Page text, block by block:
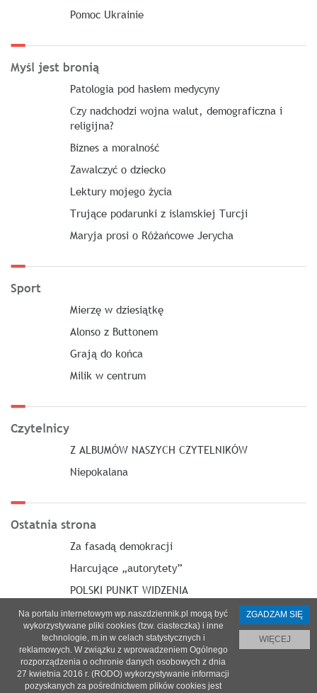
Pomoc Ukrainie
Myśl jest bronią
Patologia pod hasłem medycyny
Czy nadchodzi wojna walut, demograficzna i
religijna?
Biznes a moralność
Zawalczyć o dziecko
Lektury mojego życia
Trujące podarunki z islamskiej Turcji
Maryja prosi o Różańcowe Jerycha
Sport
Mierzę w dziesiątkę
Alonso z Buttonem
Grają do końca
Milik w centrum
Czytelnicy
Z ALBUMÓW NASZYCH CZYTELNIKÓW
Niepokalana
Ostatnia strona
Za fasadą demokracji
Harcujące „autorytety”
POLSKI PUNKT WIDZENIA
O nas| Reklama|Prenumerata|
© 2021 Copyright by SPES sp. z o.o.
Na portalu internetowym wp.naszdziennik.pl mogą być
wykorzystywane pliki cookies (tzw. ciasteczka) i inne
technologie, m.in w celach statystycznych i
reklamowych. W związku z wprowadzeniem Ogólnego
rozporządzenia o ochronie danych osobowych z dnia
27 kwietnia 2016 r. (RODO) wykorzystywanie informacji
pozyskanych za pośrednictwem plików cookies jest
ZGADZAM SIĘ
WIĘCEJ